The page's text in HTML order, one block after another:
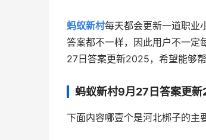
蚂蚁新村每天都会更新一道职业
答案都不一样，因此用户不一定
27日答案更新2025，希望能够帮
蚂蚁新村9月27日答案更
下面内容哪壹个是河北梆子的主